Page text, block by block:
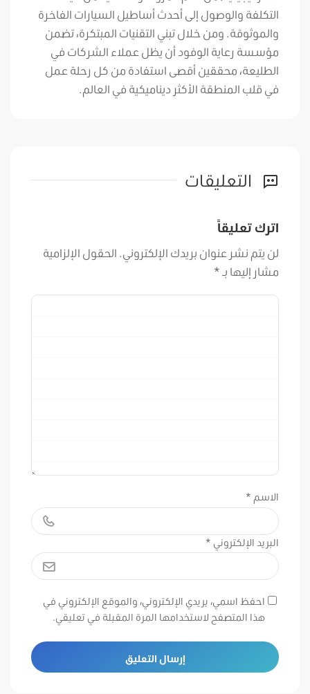
التكلفة والوصول إلى أحدث أساطيل السيارات الفاخرة
والموثوقة. ومن خلال تبني التقنيات المبتكرة، تضمن
مؤسسة رعاية الوفود أن يظل عملاء الشركات في
الطليعة، محققين أقصى استفادة من كل رحلة عمل
في قلب المنطقة الأكثر ديناميكية في العالم.
التعليقات
اترك تعليقاً
لن يتم نشر عنوان بريدك الإلكتروني. الحقول الإلزامية
مشار إليها بـ *
الاسم *
البريد الإلكتروني *
احفظ اسمي، بريدي الإلكتروني، والموقع الإلكتروني في
هذا المتصفح لاستخدامها المرة المقبلة في تعليقي.